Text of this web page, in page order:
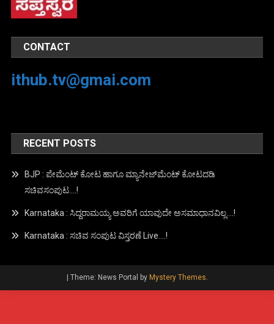
CONTACT
ithub.tv@gmai.com
RECENT POSTS
BJP : ಪೇಮೆಂಟ್ ಕೋಟ ಹಾಗೂ ಮ್ಯಾನೇಜ್‍ಮೆಂಟ್ ಕೋಟದಡಿ
ಸಚಿವಸಂಪುಟ….!
Karnataka : ಸಿದ್ದರಾಮಯ್ಯ ಅವರಿಗೆ ಯಾವುದೇ ಅಸಮಾಧಾನವಿಲ್ಲ….!
Karnataka : ಸಚಿವ ಸಂಪುಟ ವಿಸ್ತರಣೆ Live….!
Theme: News Portal by Mystery Themes.